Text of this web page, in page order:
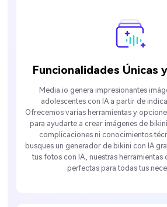
Funcionalidades Únicas
Media.io genera impresionantes
adolescentes con IA a partir de
Ofrecemos varias herramientas y
para ayudarte a crear imágenes de
complicaciones ni conocimientos
busques un generador de bikini con IA
tus fotos con IA, nuestras herramientas
perfectas para todas tus